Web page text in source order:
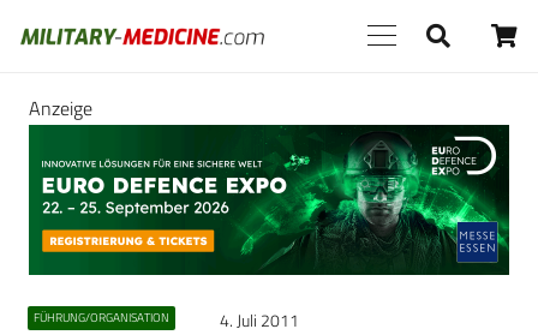
Anzeige
FÜHRUNG/ORGANISATION 4. Juli 2011